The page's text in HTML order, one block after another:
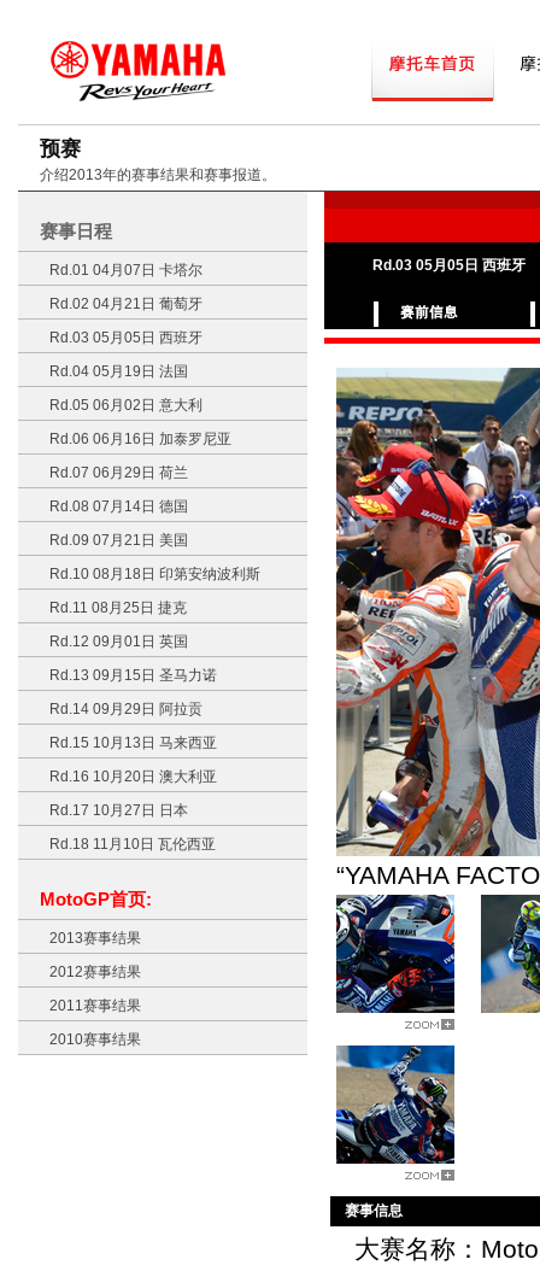
预赛
介绍2013年的赛事结果和赛事报道。
Rd.03 05月05日 西班牙
“YAMAHA
赛事信息
大赛名称：
赛事日程
Rd.01 04月07日 卡塔尔
Rd.02 04月21日 葡萄牙
Rd.03 05月05日 西班牙
Rd.04 05月19日 法国
Rd.05 06月02日 意大利
Rd.06 06月16日 加泰罗尼亚
Rd.07 06月29日 荷兰
Rd.08 07月14日 德国
Rd.09 07月21日 美国
Rd.10 08月18日 印第安纳波利斯
Rd.11 08月25日 捷克
Rd.12 09月01日 英国
Rd.13 09月15日 圣马力诺
Rd.14 09月29日 阿拉贡
Rd.15 10月13日 马来西亚
Rd.16 10月20日 澳大利亚
Rd.17 10月27日 日本
Rd.18 11月10日 瓦伦西亚
MotoGP首页:
2013赛事结果
2012赛事结果
2011赛事结果
2010赛事结果